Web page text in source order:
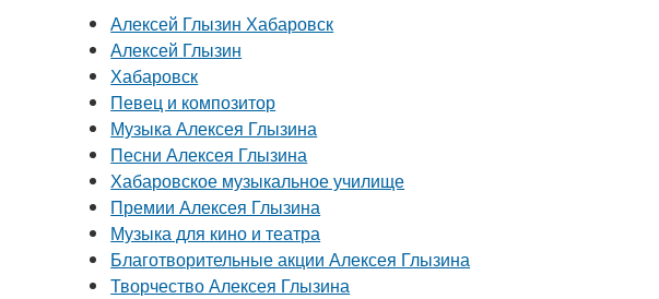
Алексей Глызин Хабаровск
Алексей Глызин
Хабаровск
Певец и композитор
Музыка Алексея Глызина
Песни Алексея Глызина
Хабаровское музыкальное училище
Премии Алексея Глызина
Музыка для кино и театра
Благотворительные акции Алексея Глызина
Творчество Алексея Глызина